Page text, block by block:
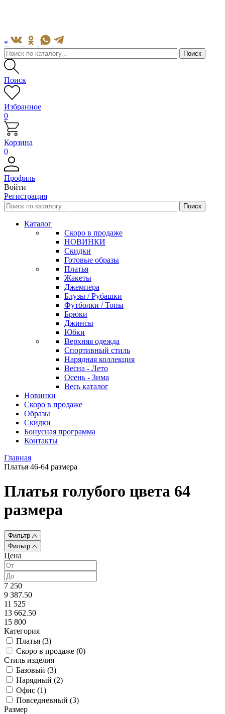
*
Поиск
Избранное
0
Корзина
0
Профиль
Войти
Регистрация
Каталог
Скоро в продаже
НОВИНКИ
Скидки
Готовые образы
Платья
Жакеты
Джемпера
Блузы / Рубашки
Футболки / Топы
Брюки
Джинсы
Юбки
Верхняя одежда
Спортивный стиль
Нарядная коллекция
Весна - Лето
Осень - Зима
Весь каталог
Новинки
Скоро в продаже
Образы
Скидки
Бонусная программа
Контакты
Главная
Платья 46-64 размера
Платья голубого цвета 64
размера
Фильтр
Фильтр
Цена
7 250
9 387.50
11 525
13 662.50
15 800
Категория
Платья (3)
Скоро в продаже (0)
Стиль изделия
Базовый (3)
Нарядный (2)
Офис (1)
Повседневный (3)
Размер